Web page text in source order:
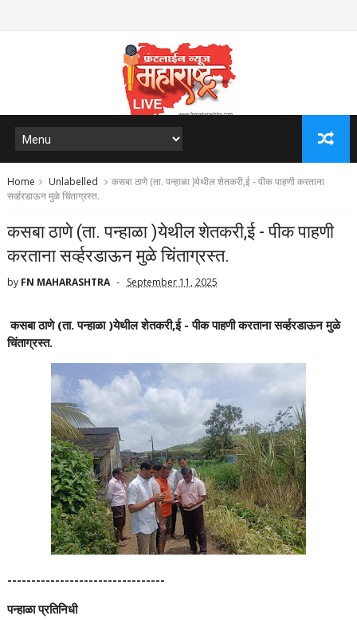
Home Unlabelled
कसबा ठाणे (ता. पन्हाळा )येथील शेतकरी,ई - पीक पाहणी करताना
सर्व्हरडाऊन मुळे चिंताग्रस्त.
कसबा ठाणे (ता. पन्हाळा )येथील शेतकरी,ई - पीक पाहणी
करताना सर्व्हरडाऊन मुळे चिंताग्रस्त.
by FN MAHARASHTRA September 11, 2025
कसबा ठाणे (ता. पन्हाळा )येथील शेतकरी,ई - पीक पाहणी करताना सर्व्हरडाऊन मुळे
चिंताग्रस्त.
---------------------------------
पन्हाळा प्रतिनिधी